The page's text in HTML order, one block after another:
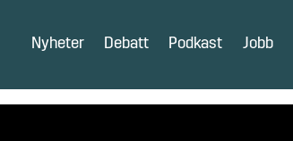
Nyheter Debatt Podkast Jobb